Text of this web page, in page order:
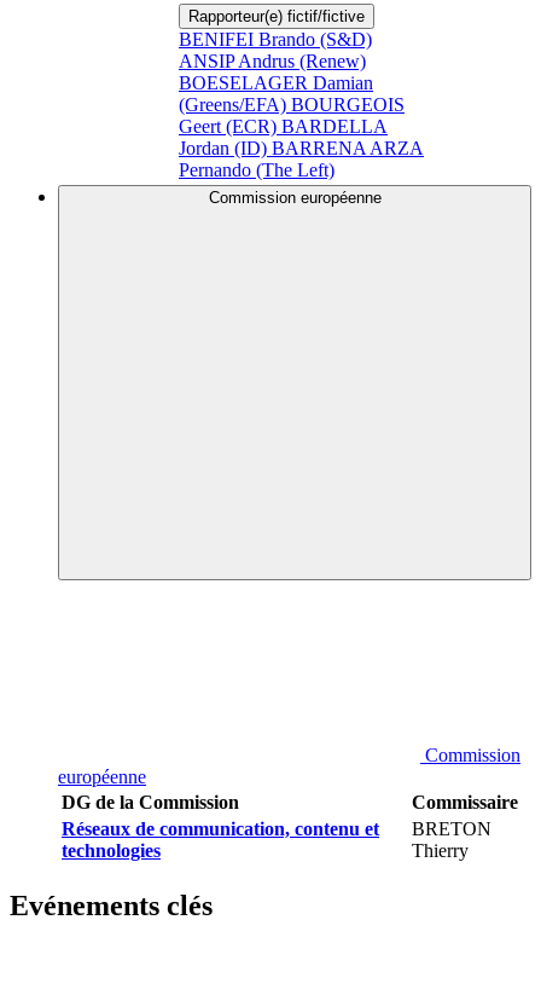
Rapporteur(e) fictif/fictive
BENIFEI Brando (S&D)
ANSIP Andrus (Renew)
BOESELAGER Damian
(Greens/EFA) BOURGEOIS
Geert (ECR) BARDELLA
Jordan (ID) BARRENA ARZA
Pernando (The Left)
Commission européenne
Commission
européenne
DG de la Commission
Commissaire
Réseaux de communication, contenu et
technologies
BRETON
Thierry
Evénements clés